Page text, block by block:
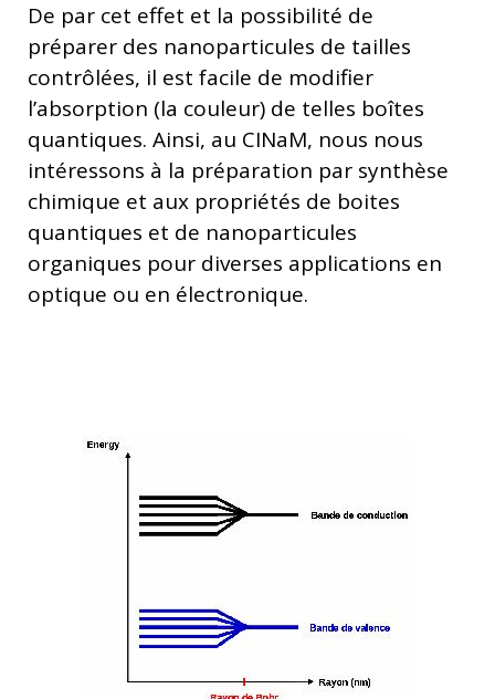
De par cet effet et la possibilité de
préparer des nanoparticules de tailles
contrôlées, il est facile de modifier
l’absorption (la couleur) de telles boîtes
quantiques. Ainsi, au CINaM, nous nous
intéressons à la préparation par synthèse
chimique et aux propriétés de boites
quantiques et de nanoparticules
organiques pour diverses applications en
optique ou en électronique.